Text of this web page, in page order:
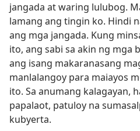
jangada at waring lulubog.
lamang ang tingin ko. Hindi
ang mga jangada. Kung
ito, ang sabi sa akin ng mga
ang isang makaranasang
manlalangoy para maiayos
ito. Sa anumang kalagayan,
papalaot, patuloy na
kubyerta.